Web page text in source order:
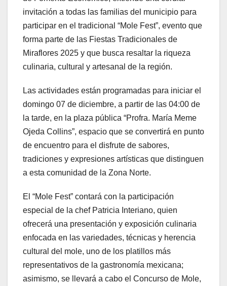
invitación a todas las familias del municipio para
participar en el tradicional “Mole Fest”, evento que
forma parte de las Fiestas Tradicionales de
Miraflores 2025 y que busca resaltar la riqueza
culinaria, cultural y artesanal de la región.
Las actividades están programadas para iniciar el
domingo 07 de diciembre, a partir de las 04:00 de
la tarde, en la plaza pública “Profra. María Meme
Ojeda Collins”, espacio que se convertirá en punto
de encuentro para el disfrute de sabores,
tradiciones y expresiones artísticas que distinguen
a esta comunidad de la Zona Norte.
El “Mole Fest” contará con la participación
especial de la chef Patricia Interiano, quien
ofrecerá una presentación y exposición culinaria
enfocada en las variedades, técnicas y herencia
cultural del mole, uno de los platillos más
representativos de la gastronomía mexicana;
asimismo, se llevará a cabo el Concurso de Mole,